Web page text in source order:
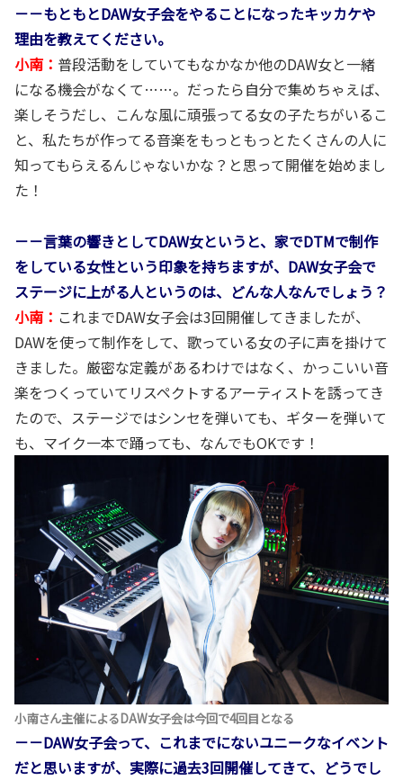
－－もともとDAW女子会をやることになったキッカケや
理由を教えてください。
小南： 普段活動をしていてもなかなか他のDAW女と一緒
になる機会がなくて……。だったら自分で集めちゃえば、
楽しそうだし、こんな風に頑張ってる女の子たちがいるこ
と、私たちが作ってる音楽をもっともっとたくさんの人に
知ってもらえるんじゃないかな？と思って開催を始めまし
た！
－－言葉の響きとしてDAW女というと、家でDTMで制作
をしている女性という印象を持ちますが、DAW女子会で
ステージに上がる人というのは、どんな人なんでしょう？
小南： これまでDAW女子会は3回開催してきましたが、
DAWを使って制作をして、歌っている女の子に声を掛けて
きました。厳密な定義があるわけではなく、かっこいい音
楽をつくっていてリスペクトするアーティストを誘ってき
たので、ステージではシンセを弾いても、ギターを弾いて
も、マイク一本で踊っても、なんでもOKです！
小南さん主催によるDAW女子会は今回で4回目となる
－－DAW女子会って、これまでにないユニークなイベント
だと思いますが、実際に過去3回開催してきて、どうでし